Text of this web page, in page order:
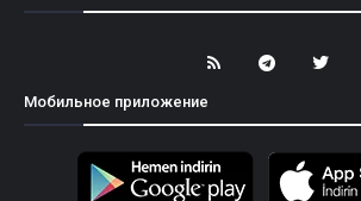
Мобильное приложение